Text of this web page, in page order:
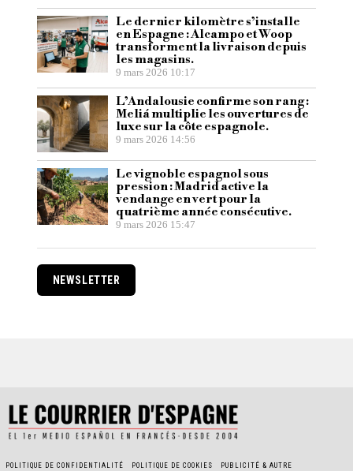
Le dernier kilomètre s’installe
en Espagne : Alcampo et Woop
transforment la livraison depuis
les magasins.
9 mars 2026 10:17
L’Andalousie confirme son rang :
Meliá multiplie les ouvertures de
luxe sur la côte espagnole.
9 mars 2026 14:56
Le vignoble espagnol sous
pression : Madrid active la
vendange en vert pour la
quatrième année consécutive.
9 mars 2026 15:47
NEWSLETTER
POLITIQUE DE CONFIDENTIALITÉ POLITIQUE DE COOKIES PUBLICITÉ & AUTRE